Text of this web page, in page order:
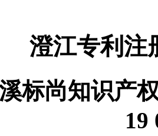
澄江专利注
标尚知识产
19